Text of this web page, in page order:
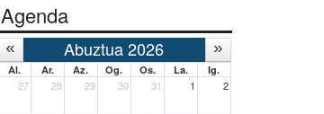
Agenda
Abuztua 2026
Al. Ar. Az. Og. Os. La. Ig.
27 28 29 30 31 1 2